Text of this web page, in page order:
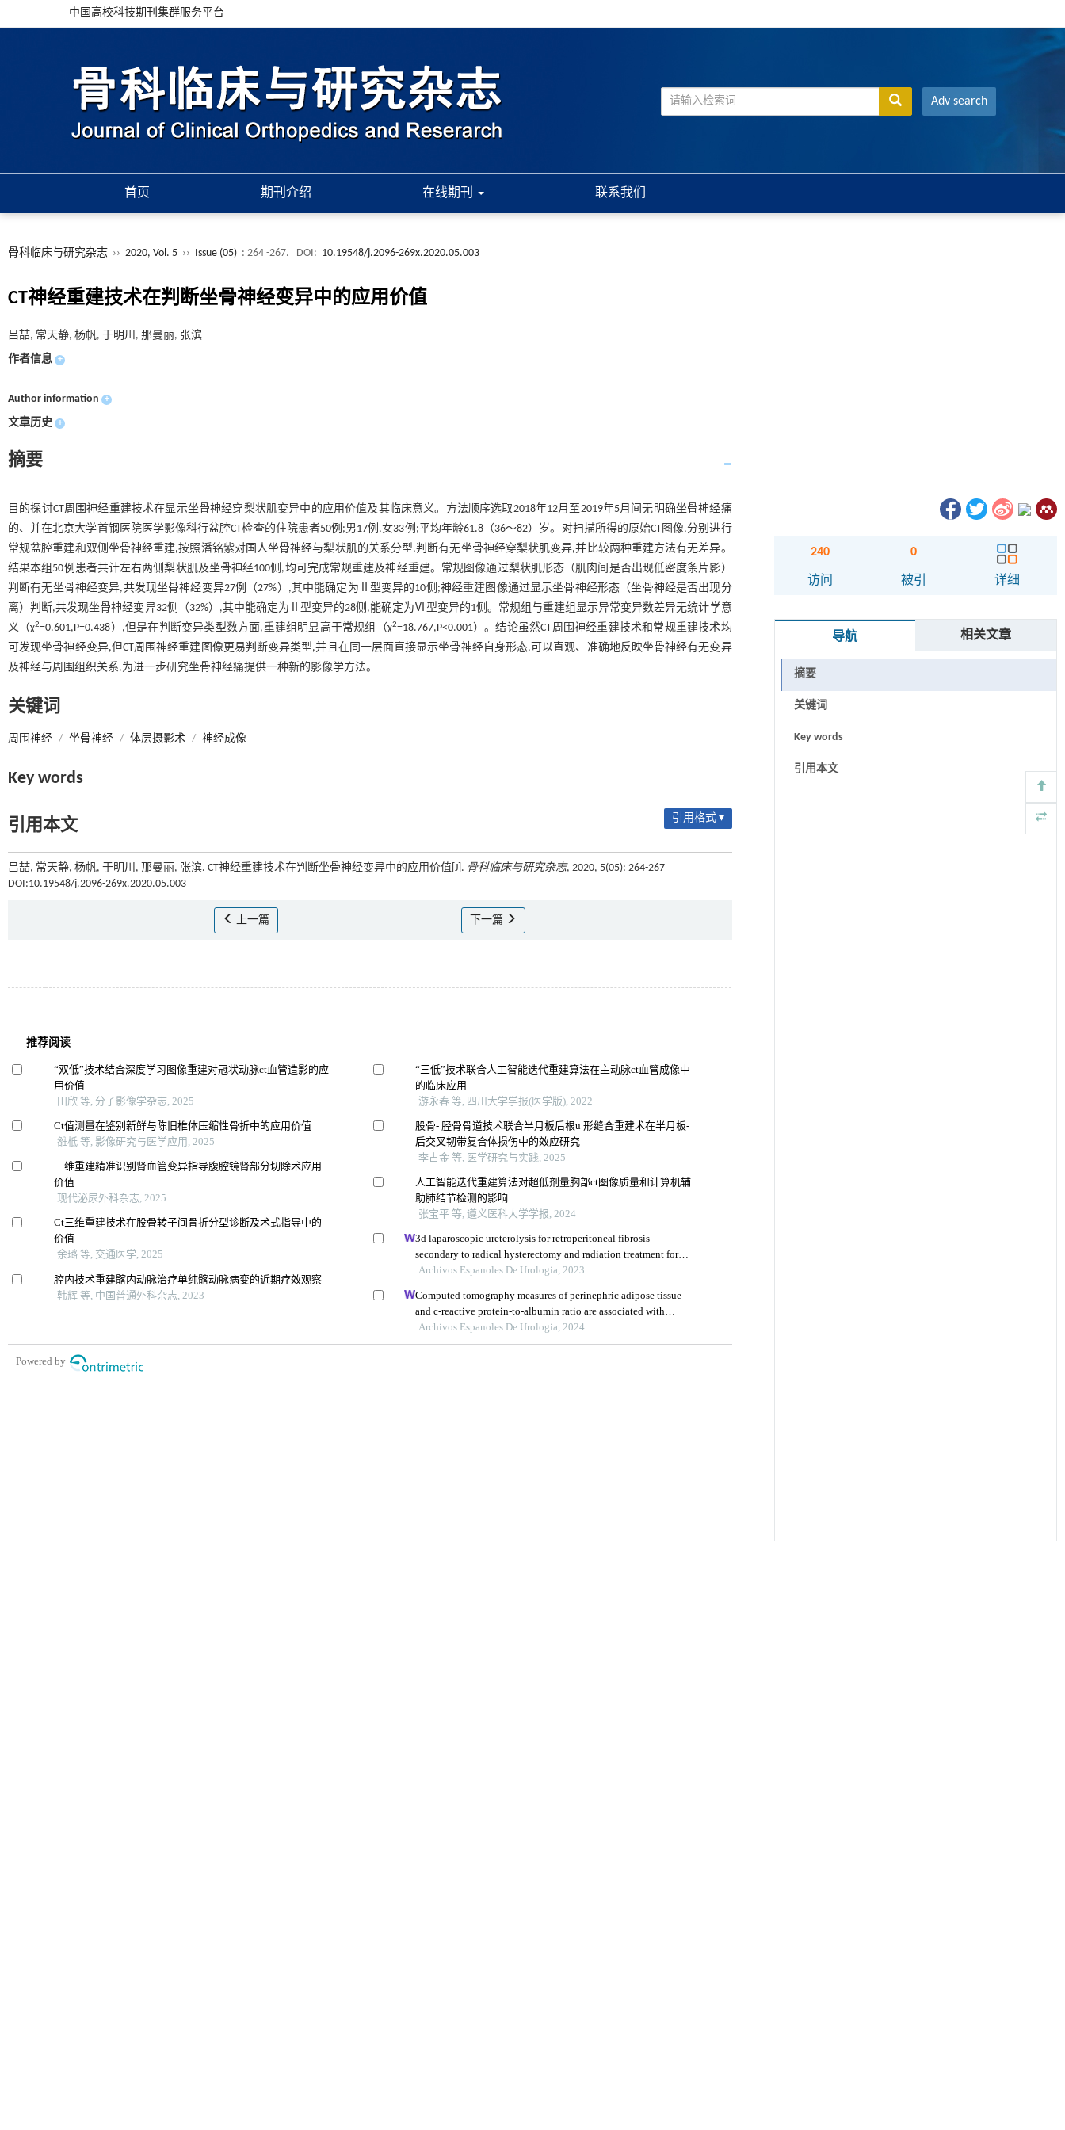
中国高校科技期刊集群服务平台
Adv search
首页 期刊介绍 在线期刊 联系我们
骨科临床与研究杂志 ›› 2020, Vol. 5 ›› Issue (05) : 264 -267. DOI: 10.19548/j.2096-269x.2020.05.003
CT神经重建技术在判断坐骨神经变异中的应用价值
吕喆, 常天静, 杨帆, 于明川, 那曼丽, 张滨
作者信息 +
Author information +
文章历史 +
摘要
目的探讨CT周围神经重建技术在显示坐骨神经穿梨状肌变异中的应用价值及其临床意义。方法顺序选取2018年12月至2019年5月间无明确坐骨神经痛
的、并在北京大学首钢医院医学影像科行盆腔CT检查的住院患者50例;男17例,女33例;平均年龄61.8（36～82）岁。对扫描所得的原始CT图像,分别进行
常规盆腔重建和双侧坐骨神经重建,按照潘铭紫对国人坐骨神经与梨状肌的关系分型,判断有无坐骨神经穿梨状肌变异,并比较两种重建方法有无差异。
结果本组50例患者共计左右两侧梨状肌及坐骨神经100侧,均可完成常规重建及神经重建。常规图像通过梨状肌形态（肌肉间是否出现低密度条片影）
判断有无坐骨神经变异,共发现坐骨神经变异27例（27%）,其中能确定为Ⅱ型变异的10侧;神经重建图像通过显示坐骨神经形态（坐骨神经是否出现分
离）判断,共发现坐骨神经变异32侧（32%）,其中能确定为Ⅱ型变异的28侧,能确定为Ⅵ型变异的1侧。常规组与重建组显示异常变异数差异无统计学意
义（χ2=0.601,P=0.438）,但是在判断变异类型数方面,重建组明显高于常规组（χ2=18.767,P<0.001）。结论虽然CT周围神经重建技术和常规重建技术均
可发现坐骨神经变异,但CT周围神经重建图像更易判断变异类型,并且在同一层面直接显示坐骨神经自身形态,可以直观、准确地反映坐骨神经有无变异
及神经与周围组织关系,为进一步研究坐骨神经痛提供一种新的影像学方法。
关键词
周围神经 / 坐骨神经 / 体层摄影术 / 神经成像
Key words
引用本文 引用格式 ▾
吕喆, 常天静, 杨帆, 于明川, 那曼丽, 张滨. CT神经重建技术在判断坐骨神经变异中的应用价值[J]. 骨科临床与研究杂志, 2020, 5(05): 264-267
DOI:10.19548/j.2096-269x.2020.05.003
上一篇 下一篇
240
访问
0
被引 详细
导航 相关文章
摘要
关键词
Key words
引用本文